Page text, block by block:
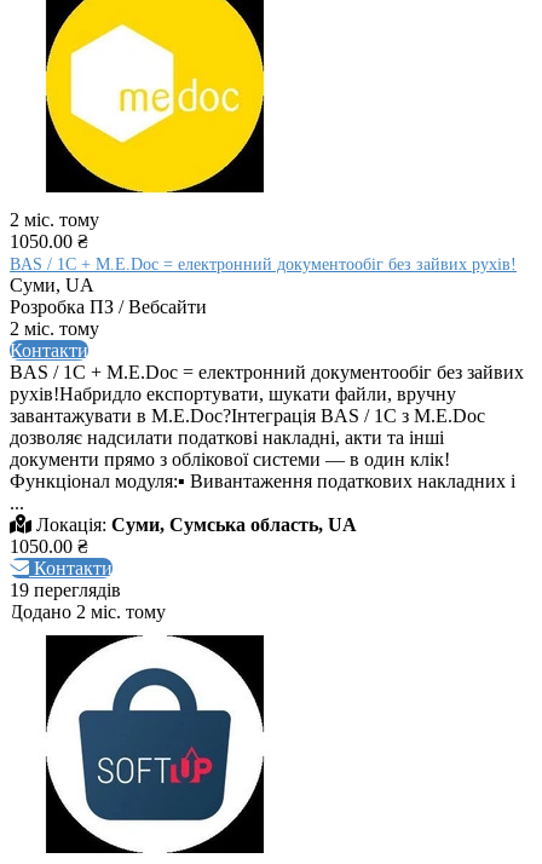
2 міс. тому
1050.00 ₴
BAS / 1C + M.E.Doc = електронний документообіг без зайвих рухів!
Суми, UA
Розробка ПЗ / Вебсайти
2 міс. тому
Контакти
BAS / 1C + M.E.Doc = електронний документообіг без зайвих
рухів!Набридло експортувати, шукати файли, вручну
завантажувати в M.E.Doc?Інтеграція BAS / 1C з M.E.Doc
дозволяє надсилати податкові накладні, акти та інші
документи прямо з облікової системи — в один клік!
Функціонал модуля:▪ Вивантаження податкових накладних і
...
Локація: Суми, Сумська область, UA
1050.00 ₴
Контакти
19 переглядів
Додано 2 міс. тому